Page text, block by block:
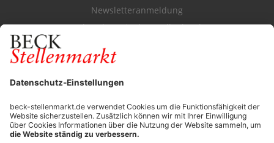
Newsletteranmeldung
Durchsuchen Sie den Stellenkatalog
FÜR ARBEITGEBER
Stellenmarktpreise
Anzeigen-AGB
Media-Daten
Newsletteranmeldung